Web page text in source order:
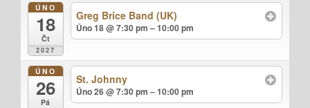
ÚNO
18
Čt
2027
Greg Brice Band (UK)
Úno 18 @ 7:30 pm – 10:00 pm
ÚNO
26
Pá
St. Johnny
Úno 26 @ 7:30 pm – 10:00 pm